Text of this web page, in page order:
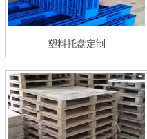
塑料托盘定制